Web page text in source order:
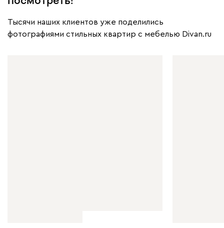
Тысячи наших клиентов уже поделились
фотографиями стильных квартир с мебелью Divan.ru